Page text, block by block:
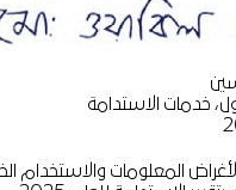
خدمات الاستدامة
المعلومات والاستخدام